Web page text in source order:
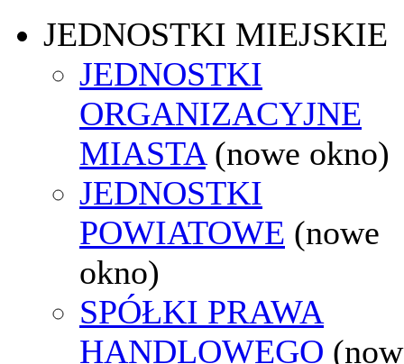
JEDNOSTKI MIEJSKIE
JEDNOSTKI
ORGANIZACYJNE
MIASTA (nowe okno)
JEDNOSTKI
POWIATOWE (nowe
okno)
SPÓŁKI PRAWA
HANDLOWEGO